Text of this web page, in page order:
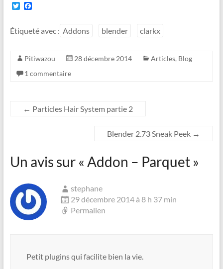
T
t
t
r
F
e
k
Étiqueté avec : Addons blender clarkx
Pitiwazou 28 décembre 2014 Articles, Blog
1 commentaire
← Particles Hair System partie 2
Blender 2.73 Sneak Peek →
Un avis sur « Addon – Parquet»
stephane
29 décembre 2014 à 8 h 37 min
Permalien
Petit plugins qui facilite bien la vie.